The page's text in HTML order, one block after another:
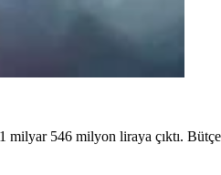
milyar 546 milyon liraya çıktı.